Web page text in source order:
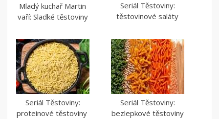
Mladý kuchař Martin
vaří: Sladké těstoviny
Seriál Těstoviny:
těstovinové saláty
Seriál Těstoviny:
proteinové těstoviny
Seriál Těstoviny:
bezlepkové těstoviny